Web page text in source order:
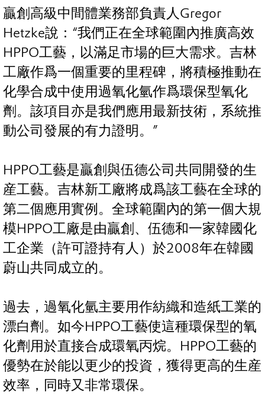
贏創高級中間體業務部負責人Gregor
Hetzke說：“我們正在全球範圍內推廣高效
HPPO工藝，以滿足市場的巨大需求。吉林
工廠作爲一個重要的里程碑，將積極推動在
化學合成中使用過氧化氫作爲環保型氧化
劑。該項目亦是我們應用最新技術，系統推
動公司發展的有力證明。”
HPPO工藝是贏創與伍德公司共同開發的生
産工藝。吉林新工廠將成爲該工藝在全球的
第二個應用實例。全球範圍內的第一個大規
模HPPO工廠是由贏創、伍德和一家韓國化
工企業（許可證持有人）於2008年在韓國
蔚山共同成立的。
過去，過氧化氫主要用作紡織和造紙工業的
漂白劑。如今HPPO工藝使這種環保型的氧
化劑用於直接合成環氧丙烷。HPPO工藝的
優勢在於能以更少的投資，獲得更高的生産
效率，同時又非常環保。